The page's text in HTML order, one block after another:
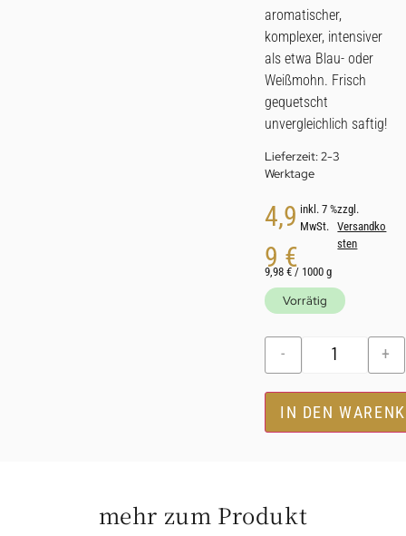
aromatischer,
komplexer, intensiver
als etwa Blau- oder
Weißmohn. Frisch
gequetscht
unvergleichlich saftig!
Lieferzeit:2-3
Werktage
4,9
9 €
inkl. 7 %
MwSt.
zzgl.
Versandko
sten
9,98 €/ 1000 g
Vorrätig
- +
IN DEN
mehr zum Produkt